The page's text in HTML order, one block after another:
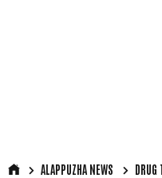
ALAPPUZHA NEWS DRUG